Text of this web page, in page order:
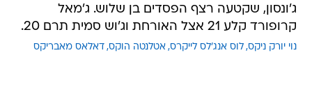
ג'ונסון, שקטעה רצף הפסדים בן שלוש. ג'מאל
קרופורד קלע 21 אצל האורחת וג'וש סמית תרם 20.
נוי יורק ניקס לוס אנג'לס לייקרס אטלנטה הוקס דאלאס מאבריקס